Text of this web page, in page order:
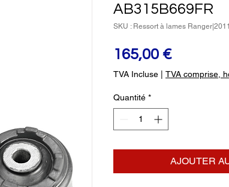
AB315B669FR
SKU : Ressort à lames
165,00 €Prix
TVA Incluse TVA comprise,
Quantité *
AJOUTER